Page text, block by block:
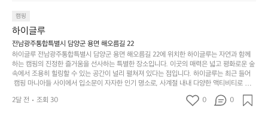
이
걸
리
는
순
갑’입
니
다.
일
상
에
분
하
고,
단
순
하
바로 화장실있음 .5분거리 cu .2분거리 음식점  항구에
서부터 해변까지 버스도 다니네요 ㅎㅎㅎ 아이들 엄청
좋아하네요 점심쯤도착해서 철수할때까지 물놀이 3
타임이나 했네요 ⛱️
항구에서부터 해변까지 버스도 다니네요 ㅎㅎㅎ 아이들 엄청 좋아하네요 점
심쯤도착해서 철수할때까지 물놀이 3타임이나 했네요 ⛱️
포
리
해
변
캠
핑!
캠핑
하이글루
전남광주통합특별시 담양군 용면 해오름길 22
하이글루 전남광주통합특별시 담양군 용면 해오름길 22에 위치한 하이글루는 자연과 함께
하는 캠핑의 진정한 즐거움을 선사하는 특별한 장소입니다. 이곳의 매력은 넓고 평화로운 숲
속에서 조용히 힐링할 수 있는 공간이 널리 펼쳐져 있다는 점입니다. 하이글루는 최근 들어
캠핑 마니아들 사이에서 입소문이 자자한 인기 명소로, 사계절 내내 다양한 액티비티로 방
문객들을 맞이합니다. 특히, 하이글루의 독특한 시설인 글램핑 텐트는 고객들에게 아늑한 잠
자리를 제공하며, 캠핑의 매력을 한층 더해 줍니다. 밖에서는 자연의 소리를 들으며, 내부에
2달 전 조회 30 0 0